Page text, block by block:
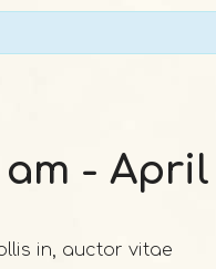
- April
in, auctor vitae